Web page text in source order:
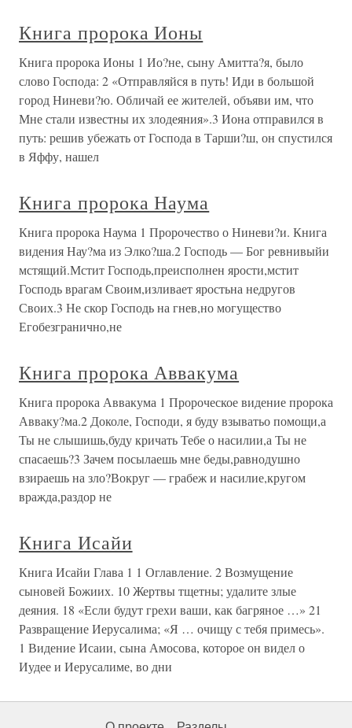
Книга пророка Ионы
Книга пророка Ионы 1 Ио?не, сыну Амитта?я, было
слово Господа: 2 «Отправляйся в путь! Иди в большой
город Ниневи?ю. Обличай ее жителей, объяви им, что
Мне стали известны их злодеяния».3 Иона отправился в
путь: решив убежать от Господа в Тарши?ш, он спустился
в Яффу, нашел
Книга пророка Наума
Книга пророка Наума 1 Пророчество о Ниневи?и. Книга
видения Нау?ма из Элко?ша.2 Господь — Бог ревнивыйи
мстящий.Мстит Господь,преисполнен ярости,мстит
Господь врагам Своим,изливает яростьна недругов
Своих.3 Не скор Господь на гнев,но могущество
Егобезгранично,не
Книга пророка Аввакума
Книга пророка Аввакума 1 Пророческое видение пророка
Авваку?ма.2 Доколе, Господи, я буду взыватьо помощи,а
Ты не слышишь,буду кричать Тебе о насилии,а Ты не
спасаешь?3 Зачем посылаешь мне беды,равнодушно
взираешь на зло?Вокруг — грабеж и насилие,кругом
вражда,раздор не
Книга Исайи
Книга Исайи Глава 1 1 Оглавление. 2 Возмущение
сыновей Божиих. 10 Жертвы тщетны; удалите злые
деяния. 18 «Если будут грехи ваши, как багряное …» 21
Развращение Иерусалима; «Я … очищу с тебя примесь».
1 Видение Исаии, сына Амосова, которое он видел о
Иудее и Иерусалиме, во дни